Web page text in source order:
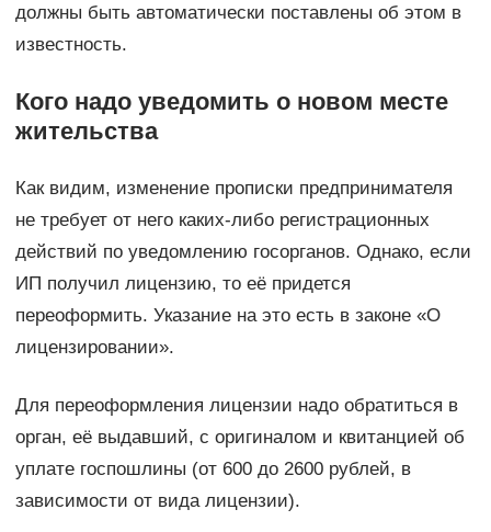
должны быть автоматически поставлены об этом в
известность.
Кого надо уведомить о новом месте
жительства
Как видим, изменение прописки предпринимателя
не требует от него каких-либо регистрационных
действий по уведомлению госорганов. Однако, если
ИП получил лицензию, то её придется
переоформить. Указание на это есть в законе «О
лицензировании».
Для переоформления лицензии надо обратиться в
орган, её выдавший, с оригиналом и квитанцией об
уплате госпошлины (от 600 до 2600 рублей, в
зависимости от вида лицензии).